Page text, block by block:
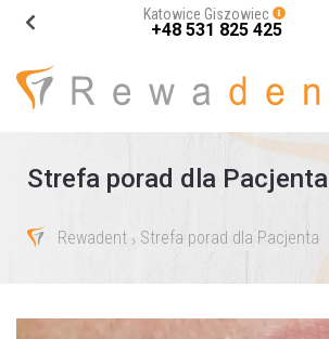
Katowice Giszowiec
+48 531 825 425
Strefa porad dla Pacjenta
Rewadent › Strefa porad dla Pacjenta